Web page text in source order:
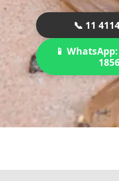
📞 11
📱